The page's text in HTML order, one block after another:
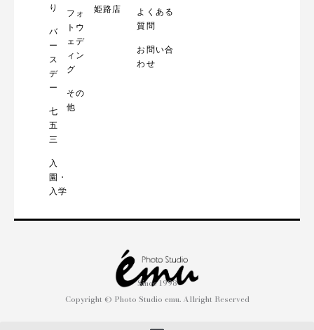
り
バ
ー
ス
デ
ー
七
五
三
入
園・
入学
フォ
トウ
ェデ
ィン
グ
その
他
姫路店
よくある
質問
お問い合
わせ
Since 1998
Copyright © Photo Studio emu. Allright Reserved